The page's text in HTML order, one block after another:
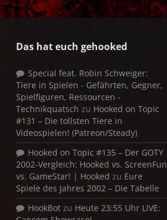
Das hat euch gehooked
Special feat. Robin Schweiger:
Tiere in Spielen - Gefährten, Gegner,
Spielfiguren, Ressourcen -
Technikquatsch zu Hooked on Topic
#131 – Die tollsten Tiere in
Videospielen! (Patreon/Steady)
Hooked on Topic #135 – Der GOTY
2002-Vergleich: Hooked vs. ScreenFun
vs. GameStar! | Hooked zu Eure
Spiele des Jahres 2002 – Die Tabelle
HookBot zu Heute 23:55 Uhr LIVE: